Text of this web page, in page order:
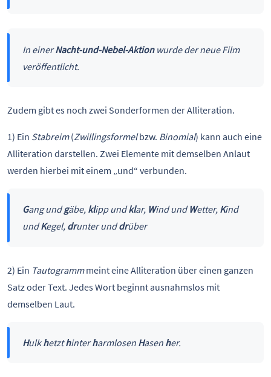
In einerNacht-und-Nebel-Aktionwurde der neue Film
veröffentlicht.
Zudem gibt es noch zwei Sonderformen der Alliteration.
1) Ein Stabreim(Zwillingsformelbzw. Binomial) kann auch eine
Alliteration darstellen. Zwei Elemente mit demselben Anlaut
werden hierbei mit einem „und“ verbunden.
Gang undgäbe, klipp undklar, Wind undWetter, Kind
undKegel, drunter unddrüber
2) Ein Tautogrammmeint eine Alliteration über einen ganzen
Satz oder Text. Jedes Wort beginnt ausnahmslos mit
demselben Laut.
Hulkhetzthinterharmlosen Hasen her.